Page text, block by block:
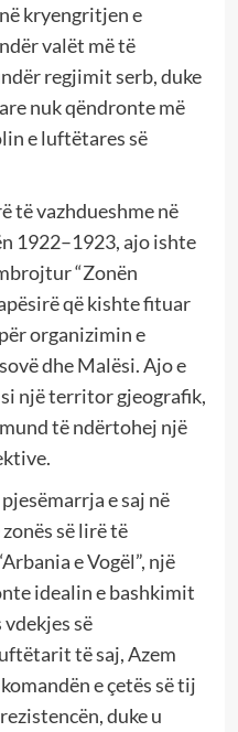
kryengritjen e
valët më të
regjimit serb, duke
nuk qëndronte më
e luftëtares së
të vazhdueshme në
1922–1923, ajo ishte
“Zonën
që kishte fituar
organizimin e
dhe Malësi. Ajo e
një territor gjeografik,
të ndërtohej një
e saj në
së lirë të
e Vogël”, një
idealin e bashkimit
së
të saj, Azem
e çetës së tij
duke u